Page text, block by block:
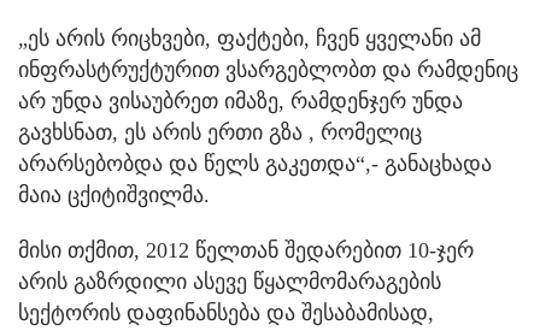
„ეს არის რიცხვები, ფაქტები, ჩვენ ყველანი ამ
ინფრასტრუქტურით ვსარგებლობთ და რამდენიც
არ უნდა ვისაუბრეთ იმაზე, რამდენჯერ უნდა
გავხსნათ, ეს არის ერთი გზა , რომელიც
არარსებობდა და წელს გაკეთდა“,- განაცხადა
მაია ცქიტიშვილმა.
მისი თქმით, 2012 წელთან შედარებით 10-ჯერ
არის გაზრდილი ასევე წყალმომარაგების
სექტორის დაფინანსება და შესაბამისად,